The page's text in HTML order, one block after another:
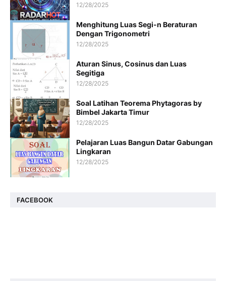
12/28/2025
Menghitung Luas Segi-n Beraturan
Dengan Trigonometri
12/28/2025
Aturan Sinus, Cosinus dan Luas
Segitiga
12/28/2025
Soal Latihan Teorema Phytagoras by
Bimbel Jakarta Timur
12/28/2025
Pelajaran Luas Bangun Datar Gabungan
Lingkaran
12/28/2025
FACEBOOK